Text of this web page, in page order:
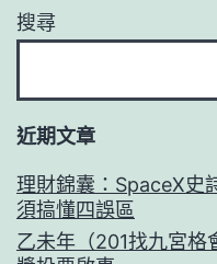
搜尋
近期文章
理財錦囊：SpaceX史
須搞懂四誤區
乙未年（201找九宮格